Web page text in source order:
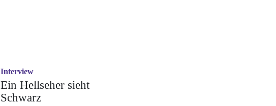
Interview
Ein Hellseher sieht
Schwarz